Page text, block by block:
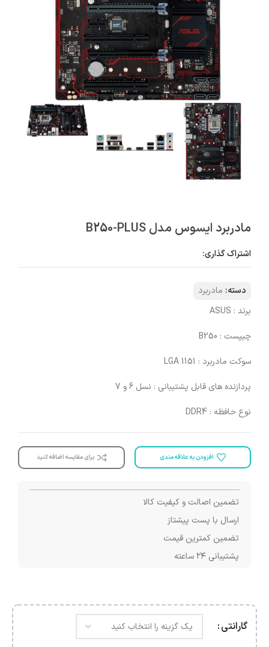
مادربرد ایسوس مدل B250-PLUS
اشتراک گذاری:
دسته: مادربرد
برند : ASUS
چیپست : B250
سوکت مادربرد : LGA 1151
پردازنده های قابل پشتیبانی : نسل 6 و 7
نوع حافظه : DDR4
افزودن به علاقه مندی برای مقایسه اضافه کنید
تضمین اصالت و کیفیت کالا
ارسال با پست پیشتاز
تضمین کمترین قیمت
پشتیبانی ۲۴ ساعته
گارانتی